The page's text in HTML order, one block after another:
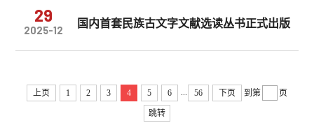
29
2025-12 国内首套民族古文字文献选读丛书正式出版
上页 1 2 3 4 5 6 ... 56 下页 到第 页
跳转